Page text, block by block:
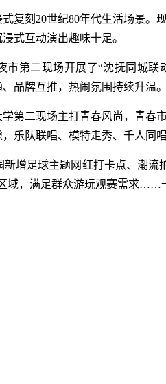
刻20世纪80年代生活场景。
式互动演出趣味十足。
第二现场开展了“沈抚同城
品牌互推，热闹氛围持续升温。
二现场主打青春风尚，青春
乐队联唱、模特走秀、千人同
足球主题网红打卡点、潮流
域，满足群众游玩观赛需求……